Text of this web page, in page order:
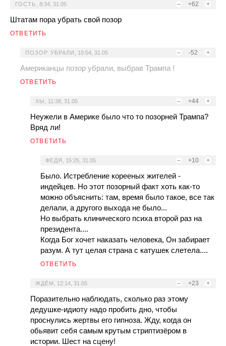
– +62 +
ГОСТЬ 8:34, 31.05
Штатам пора убрать свой позор
ОТВЕТИТЬ
– -52 +
ПОЗОР УБРАЛИ 10:54, 31.05
Американцы позор убрали, выбрав Трампа !
ОТВЕТИТЬ
– +44 +
ХЫ 11:38, 31.05
Неужели в Америке было что то позорней Трампа?
Вряд ли!
ОТВЕТИТЬ
– +10 +
ФЕДЯ 15:25, 31.05
Было. Истребление корееных жителей -
индейцев. Но этот позорный факт хоть как-то
можно объяснить: там, время было такое, все так
делали, а другого выхода не было...
Но выбрать клинического психа второй раз на
президента....
Когда Бог хочет наказать человека, Он забирает
разум. А тут целая страна с катушек слетела....
ОТВЕТИТЬ
– +23 +
ЖДЁМ 12:14, 31.05
Поразительно наблюдать, сколько раз этому
дедушке-идиоту надо пробить дно, чтобы
проснулись жертвы его гипноза. Жду, когда он
обьявит себя самым крутым стриптизёром в
истории. Шест на сцену!